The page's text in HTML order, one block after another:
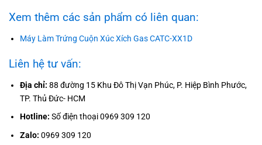
Xem thêm các sản phẩm có liên quan:
Máy Làm Trứng Cuộn Xúc Xích Gas CATC-XX1D
Liên hệ tư vấn:
Địa chỉ: 88 đường 15 Khu Đô Thị Vạn Phúc, P. Hiệp Bình Phước,
TP. Thủ Đức- HCM
Hotline: Số điện thoại 0969 309 120
Zalo: 0969 309 120